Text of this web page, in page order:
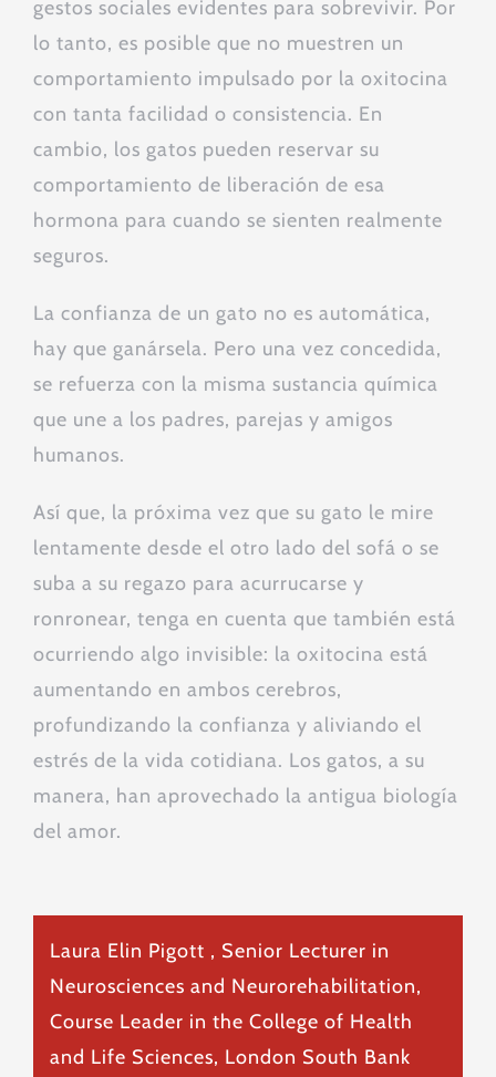
gestos sociales evidentes para sobrevivir. Por
lo tanto, es posible que no muestren un
comportamiento impulsado por la oxitocina
con tanta facilidad o consistencia. En
cambio, los gatos pueden reservar su
comportamiento de liberación de esa
hormona para cuando se sienten realmente
seguros.
La confianza de un gato no es automática,
hay que ganársela. Pero una vez concedida,
se refuerza con la misma sustancia química
que une a los padres, parejas y amigos
humanos.
Así que, la próxima vez que su gato le mire
lentamente desde el otro lado del sofá o se
suba a su regazo para acurrucarse y
ronronear, tenga en cuenta que también está
ocurriendo algo invisible: la oxitocina está
aumentando en ambos cerebros,
profundizando la confianza y aliviando el
estrés de la vida cotidiana. Los gatos, a su
manera, han aprovechado la antigua biología
del amor.
Laura Elin Pigott , Senior Lecturer in
Neurosciences and Neurorehabilitation,
Course Leader in the College of Health
and Life Sciences, London South Bank